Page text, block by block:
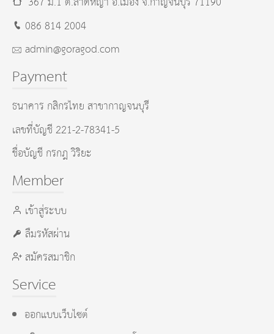
086 814 2004
admin@goragod.com
Payment
ธนาคาร กสิกรไทย สาขากาญจนบุรี
เลขที่บัญชี 221-2-78341-5
ชื่อบัญชี กรกฎ วิริยะ
Member
เข้าสู่ระบบ
ลืมรหัสผ่าน
สมัครสมาชิก
Service
ออกแบบเว็บไซต์